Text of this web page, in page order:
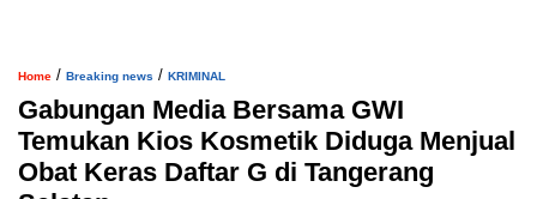
Home / Breaking news / KRIMINAL
Gabungan Media Bersama GWI
Temukan Kios Kosmetik Diduga Menjual
Obat Keras Daftar G di Tangerang